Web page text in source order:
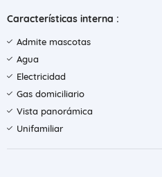
Características interna :
Admite mascotas
Agua
Electricidad
Gas domiciliario
Vista panorámica
Unifamiliar